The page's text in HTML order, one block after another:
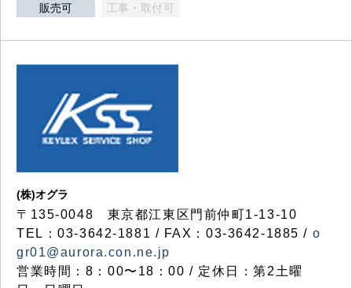
販売可 工事・取付可
(株)オグラ
〒135-0048 東京都江東区門前仲町1-13-10
TEL：03-3642-1881 / FAX：03-3642-1885 / o
gr01@aurora.con.ne.jp
営業時間：8：00〜18：00 / 定休日：第2土曜